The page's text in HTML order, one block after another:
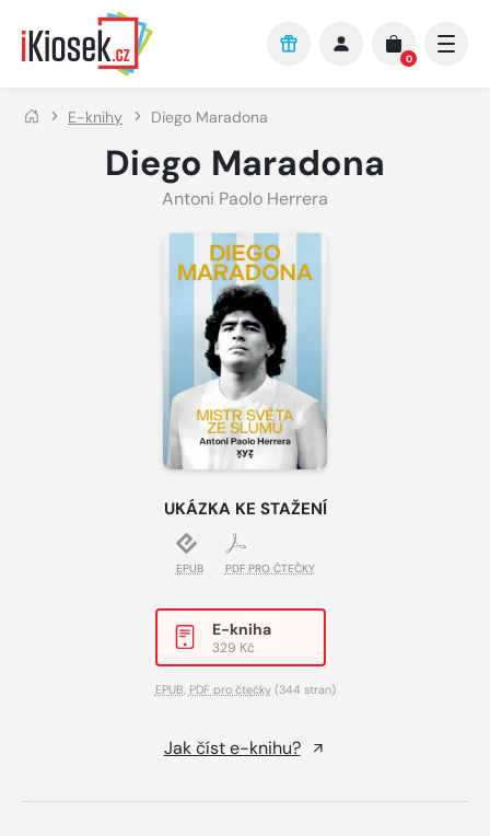
Přejít na hlavní obsah
0
E-knihy Diego Maradona
Diego Maradona
Antoni Paolo Herrera
UKÁZKA KE STAŽENÍ
EPUB PDF PRO ČTEČKY
E-kniha
329 Kč
EPUB PDF pro čtečky(344 stran)
Jak číst e-knihu?